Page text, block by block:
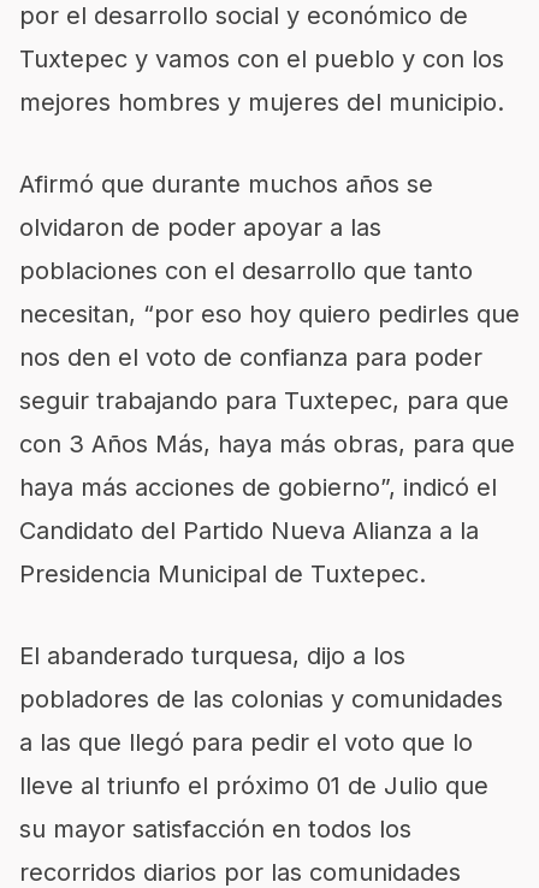
por el desarrollo social y económico de
Tuxtepec y vamos con el pueblo y con los
mejores hombres y mujeres del municipio.
Afirmó que durante muchos años se
olvidaron de poder apoyar a las
poblaciones con el desarrollo que tanto
necesitan, “por eso hoy quiero pedirles que
nos den el voto de confianza para poder
seguir trabajando para Tuxtepec, para que
con 3 Años Más, haya más obras, para que
haya más acciones de gobierno”, indicó el
Candidato del Partido Nueva Alianza a la
Presidencia Municipal de Tuxtepec.
El abanderado turquesa, dijo a los
pobladores de las colonias y comunidades
a las que llegó para pedir el voto que lo
lleve al triunfo el próximo 01 de Julio que
su mayor satisfacción en todos los
recorridos diarios por las comunidades